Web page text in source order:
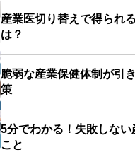
産業医切り替えで得られ
は？
脆弱な産業保健体制が引
策
5分でわかる！失敗しな
こと